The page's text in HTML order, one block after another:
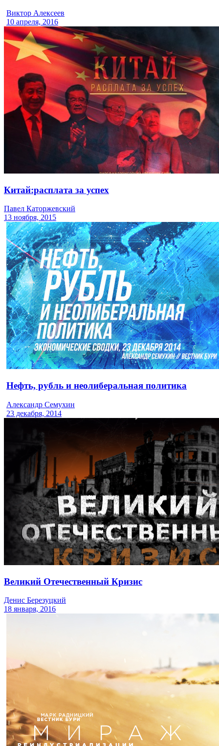
Виктор Алексеев
10 апреля, 2016
Китай:расплата за успех
Павел Каторжевский
13 ноября, 2015
Нефть, рубль и неолиберальная политика
Александр Семухин
23 декабря, 2014
Великий Отечественный Кризис
Денис Березуцкий
18 января, 2016